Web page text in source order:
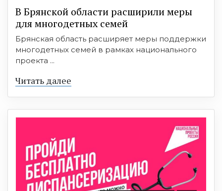
В Брянской области расширили меры
для многодетных семей
Брянская область расширяет меры поддержки
многодетных семей в рамках национального
проекта ...
Читать далее